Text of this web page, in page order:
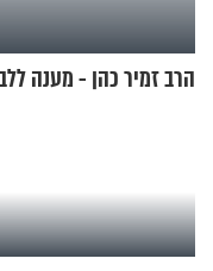
הרב זמיר כהן - מענה